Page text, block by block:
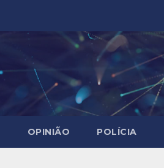
OPINIÃO POLÍCIA